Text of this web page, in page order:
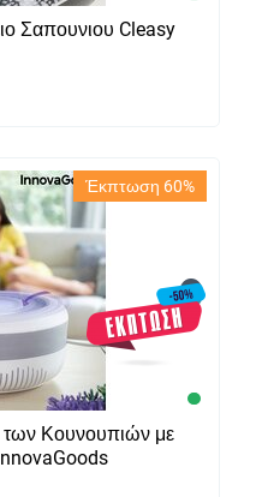
Σαπουνιου Cleasy
Έκπτωση 60%
Κουνουπιών με